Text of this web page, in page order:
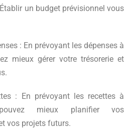
un budget prévisionnel vous
: En prévoyant les dépenses à
mieux gérer votre trésorerie et
: En prévoyant les recettes à
mieux planifier vos
vos projets futurs.